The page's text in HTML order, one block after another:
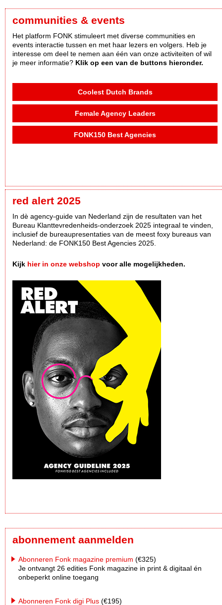
communities & events
Het platform FONK stimuleert met diverse communities en
events interactie tussen en met haar lezers en volgers. Heb je
interesse om deel te nemen aan één van onze activiteiten of wil
je meer informatie? Klik op een van de buttons hieronder.
Coolest Dutch Brands
Female Agency Leaders
FONK150 Best Agencies
red alert 2025
In dè agency-guide van Nederland zijn de resultaten van het
Bureau Klanttevredenheids-onderzoek 2025 integraal te vinden,
inclusief de bureaupresentaties van de meest foxy bureaus van
Nederland: de FONK150 Best Agencies 2025.
Kijk hier in onze webshop voor alle mogelijkheden.
abonnement aanmelden
Abonneren Fonk magazine premium (€325)
Je ontvangt 26 edities Fonk magazine in print & digitaal én
onbeperkt online toegang
Abonneren Fonk digi Plus (€195)